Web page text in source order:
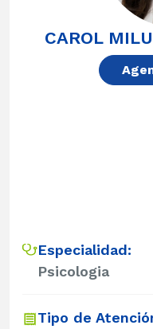
CAROL
Especialidad:
Psicologia
Tipo de